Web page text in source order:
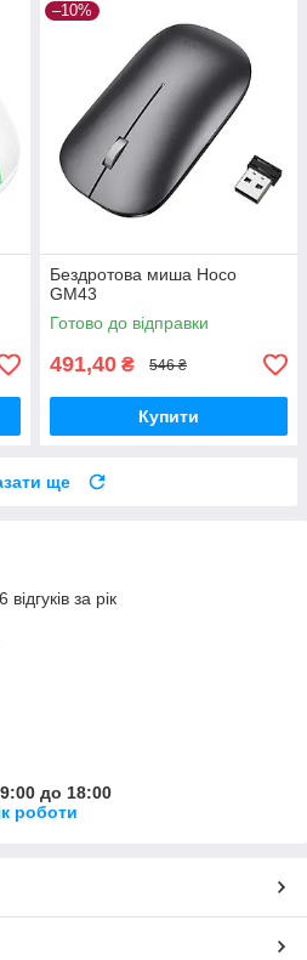
–10%
Бездротова миша Hoco
GM43
Готово до відправки
491,40 ₴ 546 ₴
Купити
ще
за рік
до 18:00
роботи